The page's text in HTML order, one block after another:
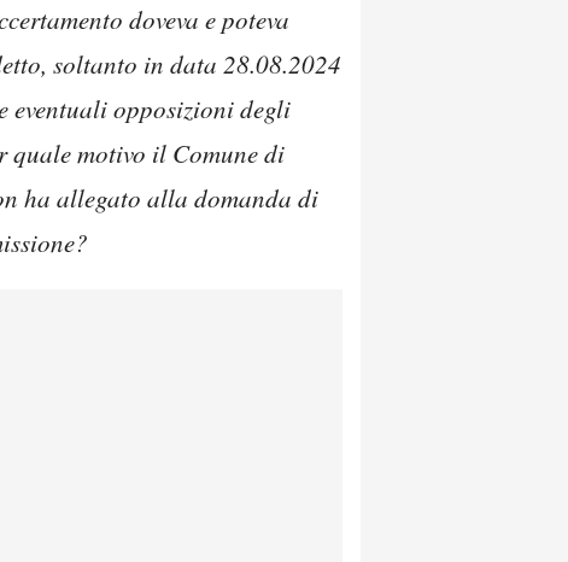
doveva e poteva
soltanto in data 28.08.2024
eventuali opposizioni degli
quale motivo il Comune di
ha allegato alla domanda di